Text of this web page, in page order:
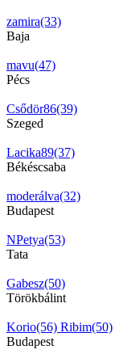
zamira(33)
Baja
mavu(47)
Pécs
Csődör86(39)
Szeged
Lacika89(37)
Békéscsaba
moderálva(32)
Budapest
NPetya(53)
Tata
Gabesz(50)
Törökbálint
Korio(56) Ribim(50)
Budapest